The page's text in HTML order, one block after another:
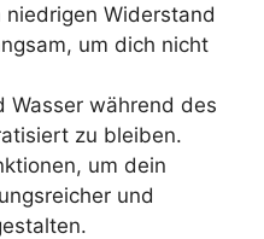
niedrigen Widerstand
um dich nicht
Wasser während des
zu bleiben.
um dein
und